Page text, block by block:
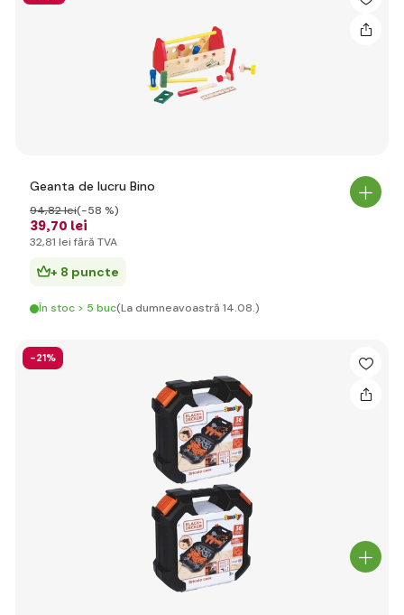
Geanta de lucru Bino
39,70 lei
94,82 lei(-58 %)
32,81 lei fără TVA
+ 8 puncte
În stoc > 5 buc(La dumneavoastră 14.08.)
-21%